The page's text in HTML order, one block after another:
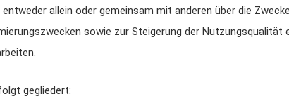
allein oder gemeinsam mit anderen über die
sowie zur Steigerung der
gegliedert: